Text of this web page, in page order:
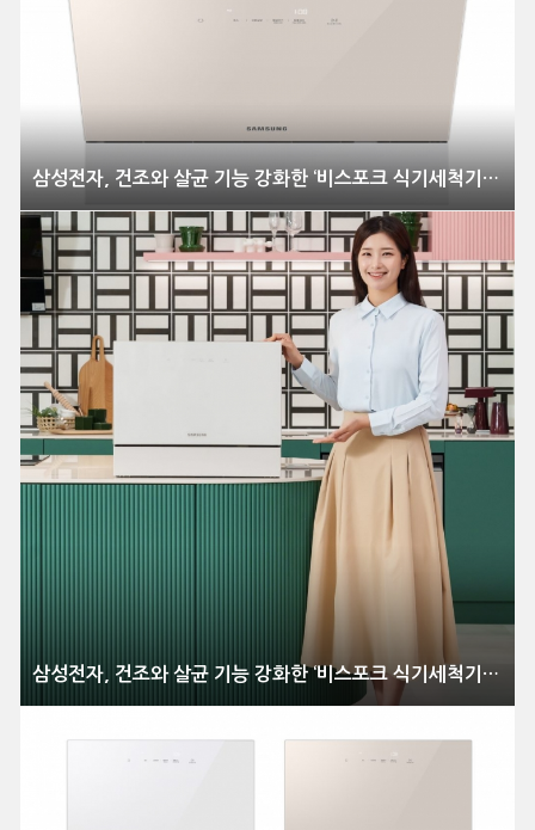
삼성전자, 건조와 살균 기능 강화한 ‘비스포크 식기세척기 카운터탑’ 신제품 출시
삼성전자, 건조와 살균 기능 강화한 ‘비스포크 식기세척기 카운터탑’ 신제품 출시